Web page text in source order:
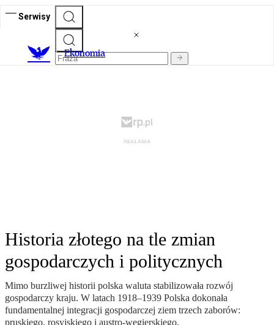
Serwisy
Ekonomia
Historia złotego na tle zmian
gospodarczych i politycznych
Mimo burzliwej historii polska waluta stabilizowała rozwój
gospodarczy kraju. W latach 1918–1939 Polska dokonała
fundamentalnej integracji gospodarczej ziem trzech zaborów:
pruskiego, rosyjskiego i austro-węgierskiego.